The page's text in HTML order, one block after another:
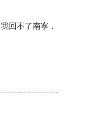
回不了南寧，